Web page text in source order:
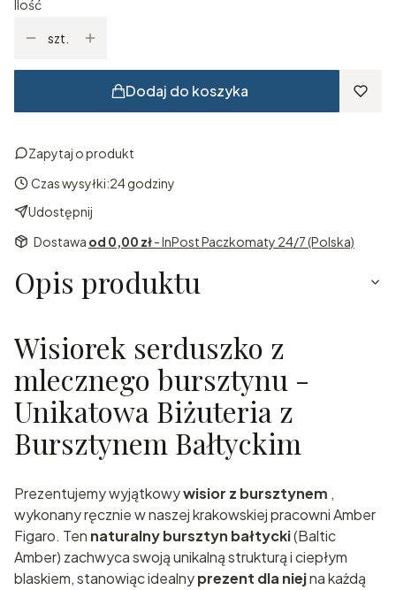
Ilość
szt.
Dodaj do koszyka
Zapytaj o produkt
Czas wysyłki:24 godziny
Udostępnij
Dostawa od 0,00 zł- InPost Paczkomaty 24/7 (Polska)
Opis produktu
Wisiorek serduszko z
mlecznego bursztynu -
Unikatowa Biżuteria z
Bursztynem Bałtyckim
Prezentujemy wyjątkowywisior z bursztynem ,
wykonany ręcznie w naszej krakowskiej pracowni Amber
Figaro. Ten naturalny bursztyn bałtycki(Baltic
Amber) zachwyca swoją unikalną strukturą i ciepłym
blaskiem, stanowiąc idealnyprezent dla niejna każdą